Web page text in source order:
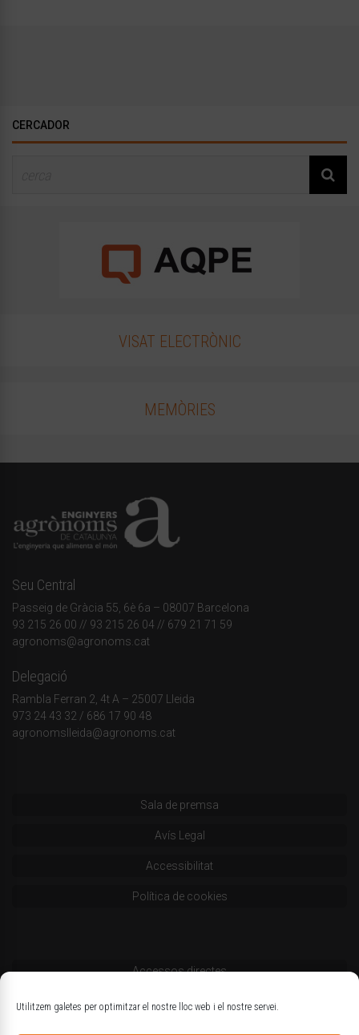
Utilitzem galetes per optimitzar el nostre lloc web i el nostre servei.
CERCADOR
VISAT ELECTRÒNIC
MEMÒRIES
Seu Central
Passeig de Gràcia 55, 6è 6a – 08007 Barcelona
93 215 26 00 // 93 215 26 04 // 679 21 71 59
agronoms@agronoms.cat
Delegació
Rambla Ferran 2, 4t A – 25007 Lleida
973 24 43 32 / 686 17 90 48
agronomslleida@agronoms.cat
Sala de premsa
Avís Legal
Accessibilitat
Política de cookies
Accessos directes
Codi deontològic
Estatuts